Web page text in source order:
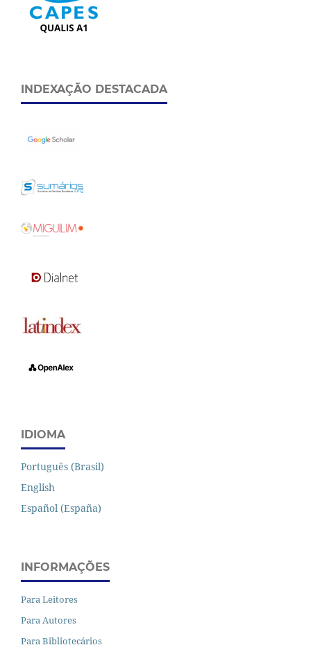
INDEXAÇÃO DESTACADA
IDIOMA
Português (Brasil)
English
Español (España)
INFORMAÇÕES
Para Leitores
Para Autores
Para Bibliotecários